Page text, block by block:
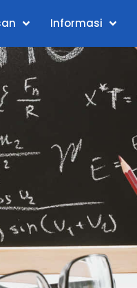
Informasi